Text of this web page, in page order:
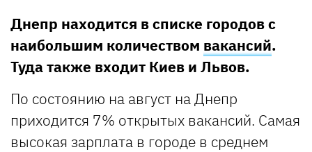
Днепр находится в списке городов с
наибольшим количеством вакансий.
Туда также входит Киев и Львов.
По состоянию на август на Днепр
приходится 7% открытых вакансий. Самая
высокая зарплата в городе в среднем